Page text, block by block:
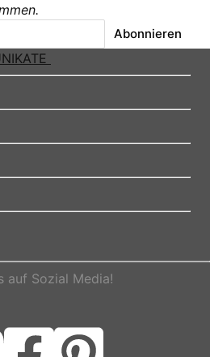
Abonnieren
auf Sozial Media!